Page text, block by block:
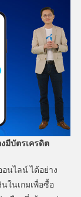
มีบัตรเครดิต
ไลน์ ได้อย่าง
ในเกมเพื่อซื้อ